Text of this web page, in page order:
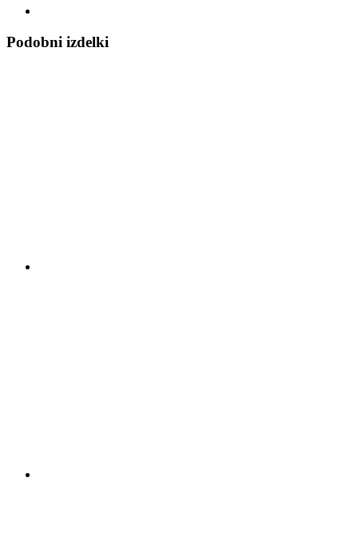
Podobni izdelki